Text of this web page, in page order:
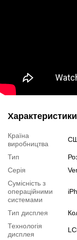
Характеристики
Країна
виробництва
Тип
Серія
Сумісність з
операційними
системами
Тип дисплея
Технологія
дисплея